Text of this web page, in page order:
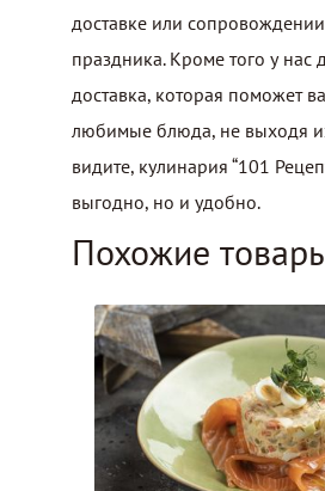
доставке или
праздника. Кроме того у нас
доставка, которая поможет
любимые блюда, не выходя
видите, кулинария “101
выгодно, но и удобно.
Похожие